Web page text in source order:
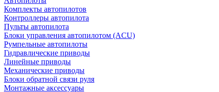
Комплекты автопилотов
Контроллеры автопилота
Пульты автопилота
Блоки управления автопилотом (ACU)
Румпельные автопилоты
Гидравлические приводы
Линейные приводы
Механические приводы
Блоки обратной связи руля
Монтажные аксессуары